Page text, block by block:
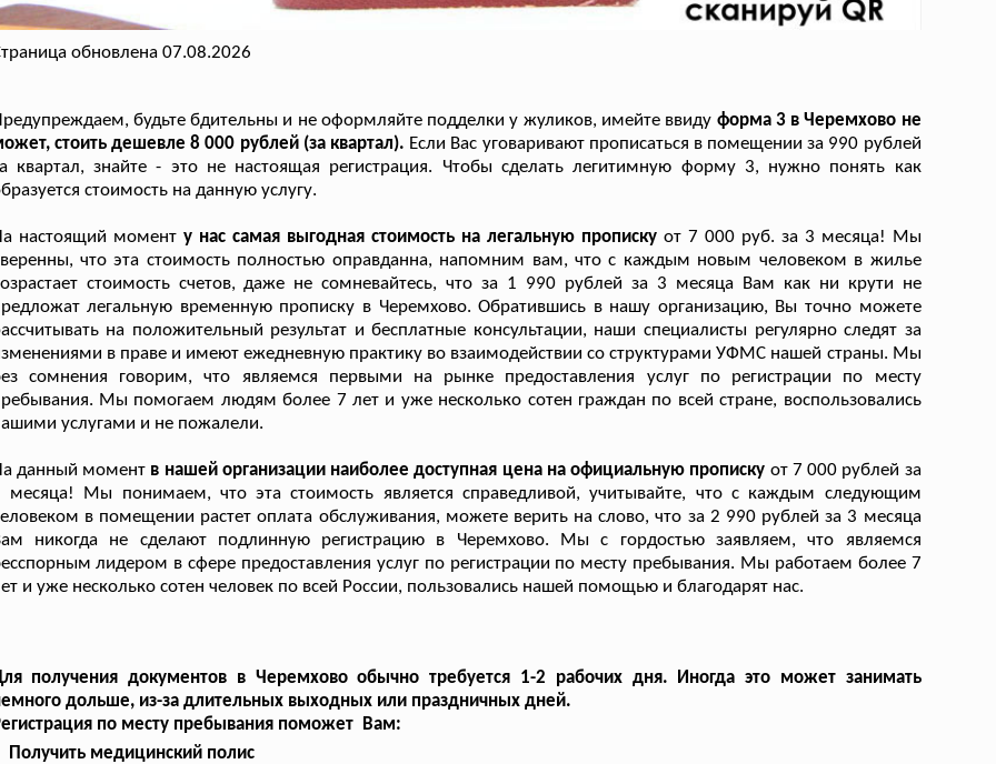
обновлена 07.08.2026
будьте бдительны и не оформляйте подделки у жуликов, имейте ввиду форма 3 в Черемхово не
стоить дешевле 8 000 рублей (за квартал). Если Вас уговаривают прописаться в помещении за 990 рублей
квартал, знайте - это не настоящая регистрация. Чтобы сделать легитимную форму 3, нужно понять как
стоимость на данную услугу.
настоящий моменту нас самая выгодная стоимость на легальную прописку от 7 000 руб. за 3 месяца! Мы
что эта стоимость полностью оправданна, напомним вам, что с каждым новым человеком в жилье
стоимость счетов, даже не сомневайтесь, что за 1 990 рублей за 3 месяца Вам как ни крути не
легальную временную прописку в Черемхово. Обратившись в нашу организацию, Вы точно можете
на положительный результат и бесплатные консультации, наши специалисты регулярно следят за
в праве и имеют ежедневную практику во взаимодействии со структурами УФМС нашей страны. Мы
сомнения говорим, что являемся первыми на рынке предоставления услуг по регистрации по месту
Мы помогаем людям более 7 лет и уже несколько сотен граждан по всей стране, воспользовались
услугами и не пожалели.
данный момент в нашей организации наиболее доступная цена на официальную прописку от 7 000 рублей за
месяца! Мы понимаем, что эта стоимость является справедливой, учитывайте, что с каждым следующим
в помещении растет оплата обслуживания, можете верить на слово, что за 2 990 рублей за 3 месяца
никогда не сделают подлинную регистрацию в Черемхово. Мы с гордостью заявляем, что являемся
лидером в сфере предоставления услуг по регистрации по месту пребывания. Мы работаем более 7
и уже несколько сотен человек по всей России, пользовались нашей помощью и благодарят нас.
получения документов в Черемхово обычно требуется 1-2 рабочих дня. Иногда это может занимать
дольше, из-за длительных выходных или праздничных дней.
по месту пребывания поможет Вам:
Получить медицинский полис